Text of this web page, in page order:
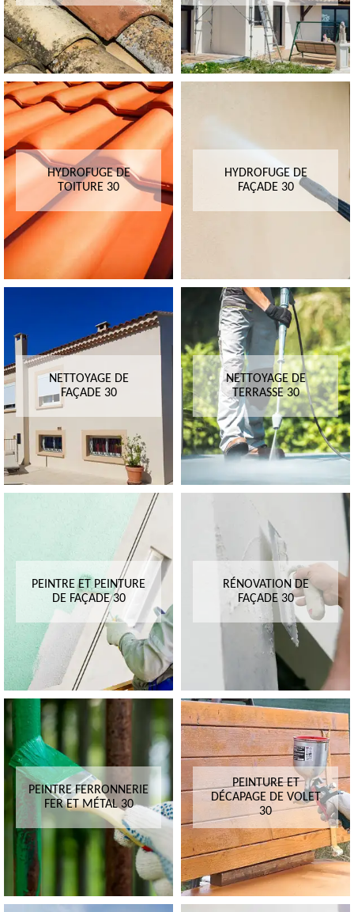
HYDROFUGE DE
TOITURE 30
HYDROFUGE DE
FAÇADE 30
NETTOYAGE DE
FAÇADE 30
NETTOYAGE DE
TERRASSE 30
PEINTRE ET PEINTURE
DE FAÇADE 30
RÉNOVATION DE
FAÇADE 30
PEINTRE FERRONNERIE
FER ET MÉTAL 30
PEINTURE ET
DÉCAPAGE DE VOLET
30